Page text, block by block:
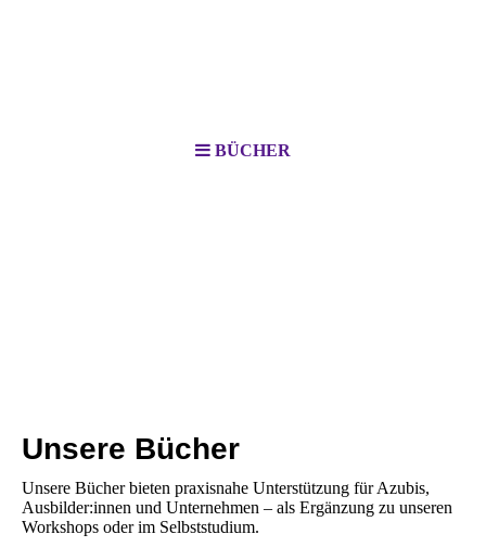
BÜCHER
Unsere Bücher
Unsere Bücher bieten praxisnahe Unterstützung für Azubis,
Ausbilder:innen und Unternehmen – als Ergänzung zu unseren
Workshops oder im Selbststudium.